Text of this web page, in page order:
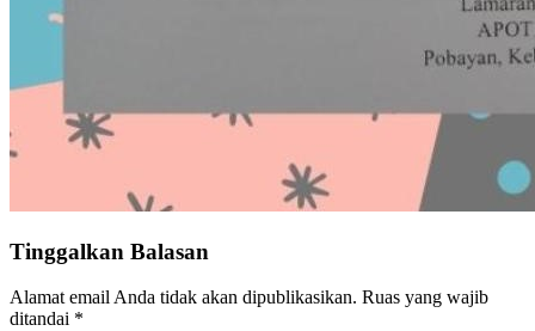
Tinggalkan Balasan
Alamat email Anda tidak akan dipublikasikan. Ruas yang wajib
ditandai *